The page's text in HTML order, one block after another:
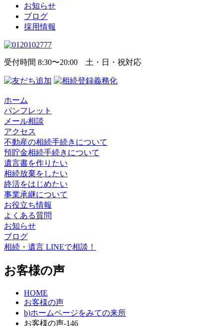
お知らせ
ブログ
採用情報
受付時間 8:30〜20:00 土・日・祝対応
ホーム
パンフレット
メール相談
アクセス
不動産の相続手続きについて
預貯金相続手続きについて
遺言書を作りたい
相続放棄をしたい
終活をはじめたい
事業承継について
お役立ち情報
よくある質問
お知らせ
ブログ
相続・遺言 LINEで相談！
お客様の声
HOME
お客様の声
b)ホームページをみての来所
お客様の声-146